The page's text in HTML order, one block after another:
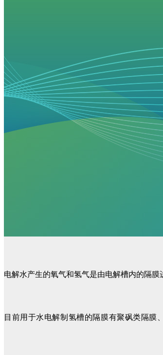
电解水产生的氧气和氢气是由电解槽内的隔
目前用于水电解制氢槽的隔膜有聚砜类隔膜